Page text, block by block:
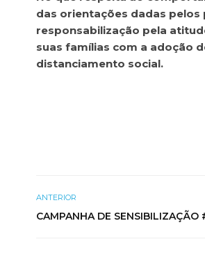
das orientações dadas pelos
responsabilização pela
suas famílias com a adoção
distanciamento social.
ANTERIOR
CAMPANHA DE SENSIBILIZAÇÃO